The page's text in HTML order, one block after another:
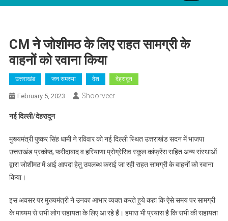
CM ने जोशीमठ के लिए राहत सामग्री के
वाहनों को रवाना किया
उत्तराखंड जन समस्या देश देहरादून
February 5, 2023 Shoorveer
नईदिल्ली/देहरादून
मुख्यमंत्री पुष्कर सिंह धामी ने रविवार को नई दिल्ली स्थित उत्तराखंड सदन में भाजपा
उत्तराखंड प्रकोष्ठ, फरीदाबाद व हरियाणा प्रोग्रेसिव स्कूल कांफ्रेंस सहित अन्य संस्थाओं
द्वारा जोशीमठ में आई आपदा हेतु उपलब्ध कराई जा रही राहत सामग्री के वाहनों को रवाना
किया।
इस अवसर पर मुख्यमंत्री ने उनका आभार व्यक्त करते हुये कहा कि ऐसे समय पर सामग्री
के माध्यम से सभी लोग सहायता के लिए आ रहे हैं। हमारा भी प्रयास है कि सभी की सहायता